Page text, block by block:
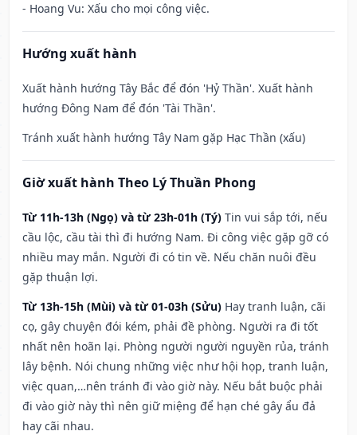
- Hoang Vu: Xấu cho mọi công việc.
Hướng xuất hành
Xuất hành hướng Tây Bắc để đón 'Hỷ Thần'. Xuất hành
hướng Đông Nam để đón 'Tài Thần'.
Tránh xuất hành hướng Tây Nam gặp Hạc Thần (xấu)
Giờ xuất hành Theo Lý Thuần Phong
Từ 11h-13h (Ngọ) và từ 23h-01h (Tý) Tin vui sắp tới, nếu
cầu lộc, cầu tài thì đi hướng Nam. Đi công việc gặp gỡ có
nhiều may mắn. Người đi có tin về. Nếu chăn nuôi đều
gặp thuận lợi.
Từ 13h-15h (Mùi) và từ 01-03h (Sửu) Hay tranh luận, cãi
cọ, gây chuyện đói kém, phải đề phòng. Người ra đi tốt
nhất nên hoãn lại. Phòng người người nguyền rủa, tránh
lây bệnh. Nói chung những việc như hội họp, tranh luận,
việc quan,…nên tránh đi vào giờ này. Nếu bắt buộc phải
đi vào giờ này thì nên giữ miệng để hạn ché gây ẩu đả
hay cãi nhau.